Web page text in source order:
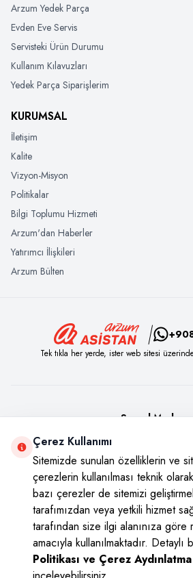
Arzum Yedek Parça
Evden Eve Servis
Servisteki Ürün Durumu
Kullanım Kılavuzları
Yedek Parça Siparişlerim
KURUMSAL
İletişim
Kalite
Vizyon-Misyon
Politikalar
Bilgi Toplumu Hizmeti
Arzum'dan Haberler
Yatırımcı İlişkileri
Arzum Bülten
Tek tıkla her yerde, ister web sitesi
Sosyal Medya
Çerez Kullanımı
Sitemizde sunulan özelliklerin ve
çerezlerin kullanılması teknik
bazı çerezler de sitemizi
tarafımızdan veya yetkili hizmet
tarafından size ilgi alanınıza göre
amacıyla kullanılmaktadır. Detaylı
Politikası ve Çerez